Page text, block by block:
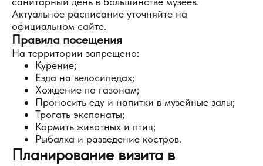
Актуальное расписание уточняйте на
официальном сайте.
Правила посещения
На территории запрещено:
Курение;
Езда на велосипедах;
Хождение по газонам;
Проносить еду и напитки в музейные залы;
Трогать экспонаты;
Кормить животных и птиц;
Рыбалка и разведение костров.
Планирование визита в